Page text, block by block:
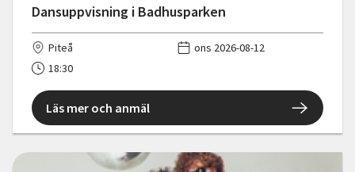
Dansuppvisning i Badhusparken
Piteå
ons 2026-08-12
18:30
Läs mer och anmäl